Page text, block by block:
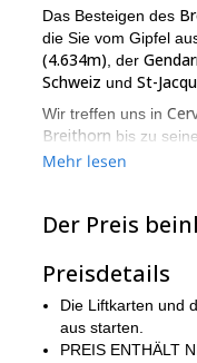
Das Besteigen des
die Sie vom Gipfel
(4.634m) , der
Schweiz und St-
Wir treffen uns in
Breithorn bis zu
Obwohl der Aufstieg
Gipfel, die eine
zu helfen. Senden
Ich biete auch
anschließen oder
Mehr lesen
Der Preis
Preisdetails
Die Liftkarten und
aus starten.
PREIS ENTHÄLT